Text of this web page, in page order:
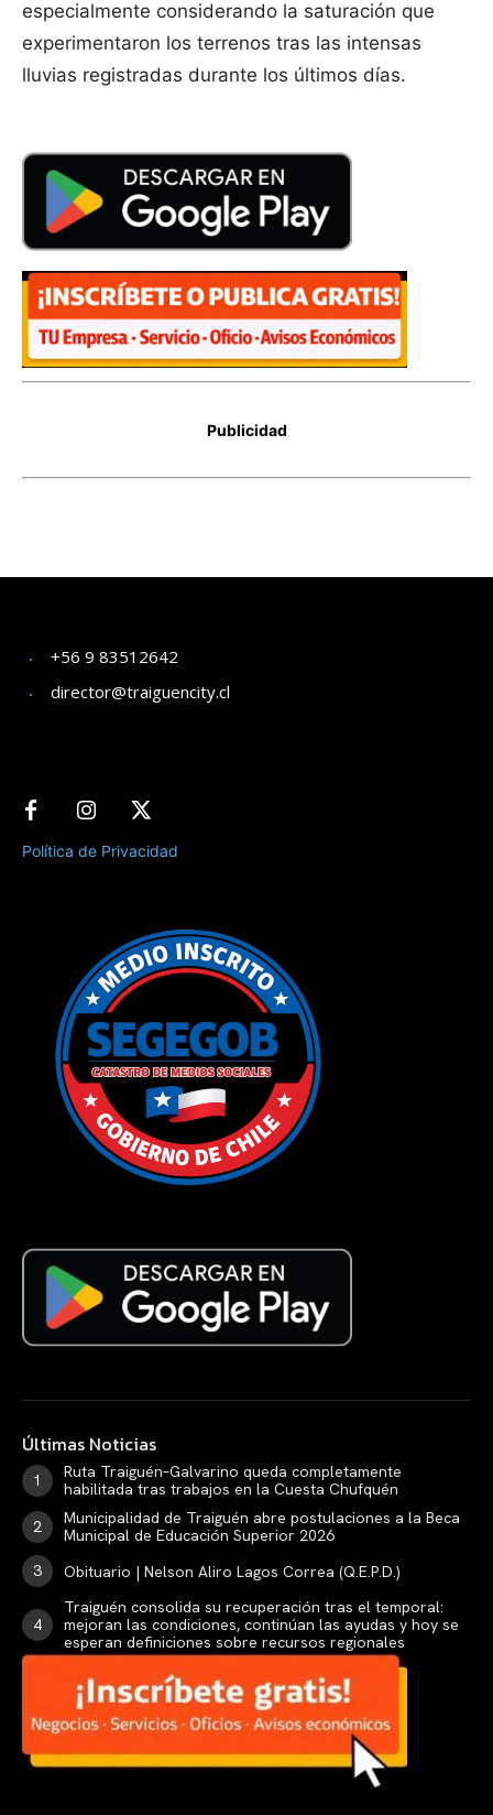
+56 9 83512642
director@traiguencity.cl
Política de Privacidad
Últimas Noticias
Ruta Traiguén–Galvarino queda completamente
habilitada tras trabajos en la Cuesta Chufquén
Municipalidad de Traiguén abre postulaciones a la Beca
Municipal de Educación Superior 2026
Obituario | Nelson Aliro Lagos Correa (Q.E.P.D.)
Traiguén consolida su recuperación tras el temporal:
mejoran las condiciones, continúan las ayudas y hoy se
esperan definiciones sobre recursos regionales